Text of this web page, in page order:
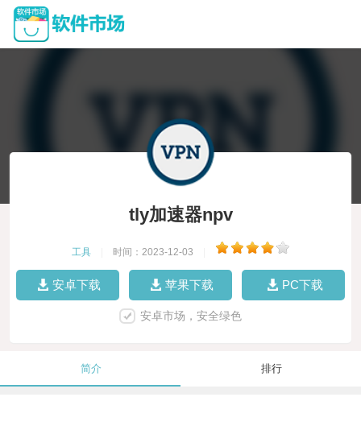
tly加速器npv
工具 时间：2023-12-03
安卓下载 苹果下载 PC下载
安卓市场，安全绿色
简介 排行